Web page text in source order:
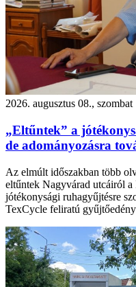
2026. augusztus 08., szombat
„Eltűntek” a
de adományozásra
Az elmúlt időszakban több
eltűntek Nagyvárad utcáiról
jótékonysági ruhagyűjtésre
TexCycle feliratú